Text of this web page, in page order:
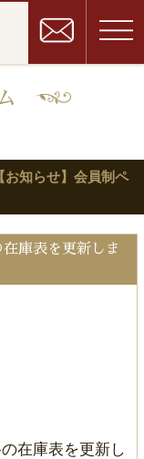
【お知らせ】会員制ペ
庫表を更新しま
在庫表を更新し